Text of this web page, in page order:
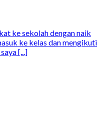
ke sekolah dengan naik
ke kelas dan mengikuti
[...]